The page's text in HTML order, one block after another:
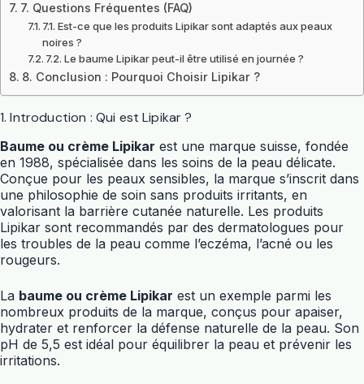
7. Questions Fréquentes (FAQ)
7.1. Est-ce que les produits Lipikar sont adaptés aux peaux
noires ?
7.2. Le baume Lipikar peut-il être utilisé en journée ?
8. Conclusion : Pourquoi Choisir Lipikar ?
1. Introduction : Qui est Lipikar ?
Baume ou crème Lipikar est une marque suisse, fondée
en 1988, spécialisée dans les soins de la peau délicate.
Conçue pour les peaux sensibles, la marque s’inscrit dans
une philosophie de soin sans produits irritants, en
valorisant la barrière cutanée naturelle. Les produits
Lipikar sont recommandés par des dermatologues pour
les troubles de la peau comme l’eczéma, l’acné ou les
rougeurs.
La baume ou crème Lipikar est un exemple parmi les
nombreux produits de la marque, conçus pour apaiser,
hydrater et renforcer la défense naturelle de la peau. Son
pH de 5,5 est idéal pour équilibrer la peau et prévenir les
irritations.